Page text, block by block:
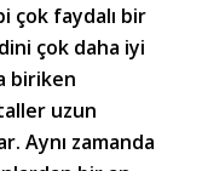
çok faydalı bir
çok daha iyi
biriken
uzun
Aynı zamanda